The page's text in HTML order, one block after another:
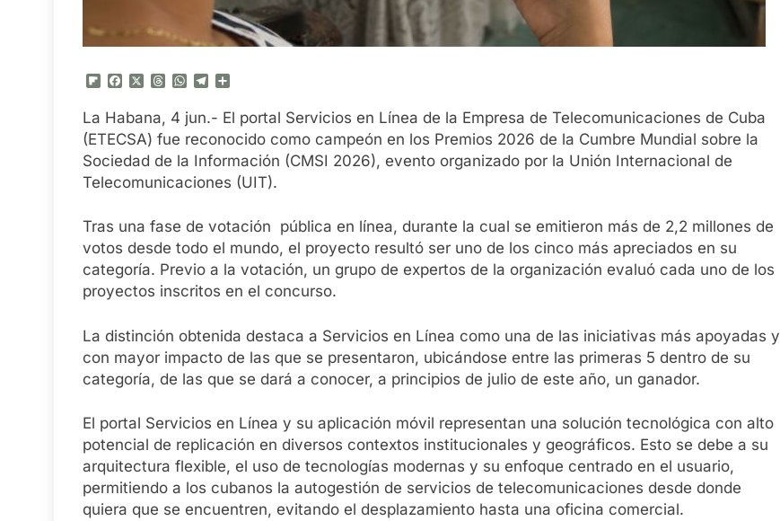
Flipboard
FacebookThreadsWhatsApp
Telegram
La Habana, 4 jun.- El portal Servicios en Línea de la Empresa de Telecomunicaciones de Cuba
(ETECSA) fue reconocido como campeón en los Premios 2026 de la Cumbre Mundial sobre la
Sociedad de la Información (CMSI 2026), evento organizado por la Unión Internacional de
Telecomunicaciones (UIT).
Tras una fase de votación pública en línea, durante la cual se emitieron más de 2,2 millones de
votos desde todo el mundo, el proyecto resultó ser uno de los cinco más apreciados en su
categoría. Previo a la votación, un grupo de expertos de la organización evaluó cada uno de los
proyectos inscritos en el concurso.
La distinción obtenida destaca a Servicios en Línea como una de las iniciativas más apoyadas y
con mayor impacto de las que se presentaron, ubicándose entre las primeras 5 dentro de su
categoría, de las que se dará a conocer, a principios de julio de este año, un ganador.
El portal Servicios en Línea y su aplicación móvil representan una solución tecnológica con alto
potencial de replicación en diversos contextos institucionales y geográficos. Esto se debe a su
arquitectura flexible, el uso de tecnologías modernas y su enfoque centrado en el usuario,
permitiendo a los cubanos la autogestión de servicios de telecomunicaciones desde donde
quiera que se encuentren, evitando el desplazamiento hasta una oficina comercial.